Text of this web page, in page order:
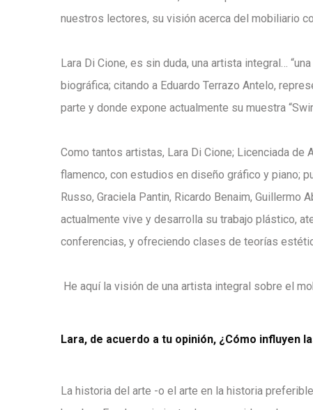
nuestros lectores, su visión acerca del mobiliario
Lara Di Cione, es sin duda, una artista integral…
biográfica; citando a Eduardo Terrazo Antelo,
parte y donde expone actualmente su muestra
Como tantos artistas, Lara Di Cione; Licenciada de
flamenco, con estudios en diseño gráfico y piano;
Russo, Graciela Pantin, Ricardo Benaim,
actualmente vive y desarrolla su trabajo plástico,
conferencias, y ofreciendo clases de teorías
He aquí la visión de una artista integral sobre el
Lara, de acuerdo a tu opinión, ¿Cómo influyen
La historia del arte -o el arte en la historia